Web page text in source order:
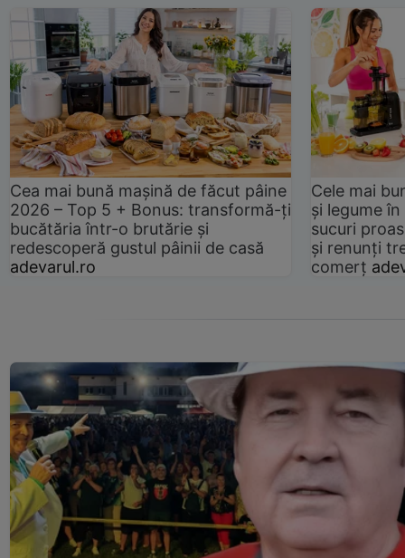
Cea mai bună mașină de făcut pâine
2026 – Top 5 + Bonus: transformă-ți
bucătăria într-o brutărie și
redescoperă gustul pâinii de casă
adevarul.ro
Cele mai
și legume
sucuri
și renunți
comerț